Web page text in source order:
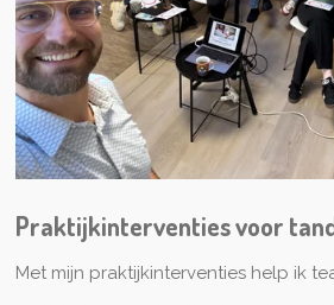
Praktijkinterventies voor
Met mijn praktijkinterventies help ik